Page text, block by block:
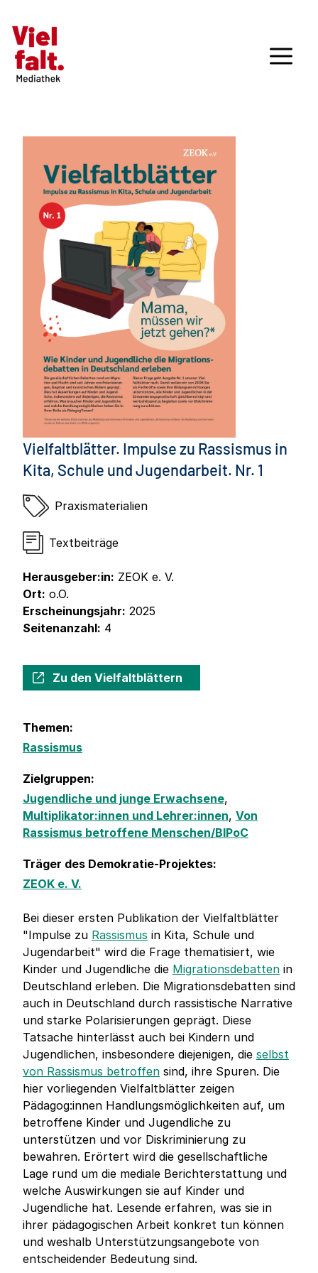
Vielfaltblätter. Impulse zu Rassismus in
Kita, Schule und Jugendarbeit. Nr. 1
Praxismaterialien
Textbeiträge
Herausgeber:in: ZEOK e. V.
Ort: o.O.
Erscheinungsjahr: 2025
Seitenanzahl: 4
Zu den Vielfaltblättern
Themen:
Rassismus
Zielgruppen:
Jugendliche und junge Erwachsene,
Multiplikator:innen und Lehrer:innen, Von
Rassismus betroffene Menschen/BIPoC
Träger des Demokratie-Projektes:
ZEOK e. V.
Bei dieser ersten Publikation der Vielfaltblätter
"Impulse zu Rassismus in Kita, Schule und
Jugendarbeit" wird die Frage thematisiert, wie
Kinder und Jugendliche die Migrationsdebatten in
Deutschland erleben. Die Migrationsdebatten sind
auch in Deutschland durch rassistische Narrative
und starke Polarisierungen geprägt. Diese
Tatsache hinterlässt auch bei Kindern und
Jugendlichen, insbesondere diejenigen, die selbst
von Rassismus betroffen sind, ihre Spuren. Die
hier vorliegenden Vielfaltblätter zeigen
Pädagog:innen Handlungsmöglichkeiten auf, um
betroffene Kinder und Jugendliche zu
unterstützen und vor Diskriminierung zu
bewahren. Erörtert wird die gesellschaftliche
Lage rund um die mediale Berichterstattung und
welche Auswirkungen sie auf Kinder und
Jugendliche hat. Lesende erfahren, was sie in
ihrer pädagogischen Arbeit konkret tun können
und weshalb Unterstützungsangebote von
entscheidender Bedeutung sind.